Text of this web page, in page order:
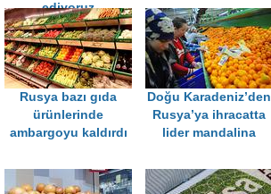
ediyoruz
Rusya bazı gıda
ürünlerinde
ambargoyu kaldırdı
Doğu Karadeniz’den
Rusya’ya ihracatta
lider mandalina